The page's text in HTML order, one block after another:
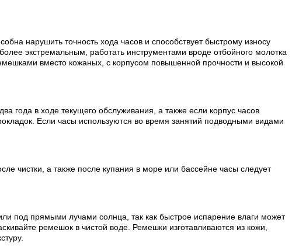
нарушить точность хода часов и способствует быстрому износу
экстремальным, работать инструментами вроде отбойного молотка
вместо кожаных, с корпусом повышенной прочности и высокой
года в ходе текущего обслуживания, а также если корпус часов
Если часы используются во время занятий подводными видами
чистки, а также после купания в море или бассейне часы следует
под прямыми лучами солнца, так как быстрое испарение влаги может
ремешок в чистой воде. Ремешки изготавливаются из кожи,